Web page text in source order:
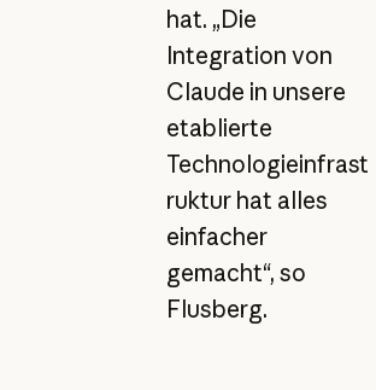
hat. „Die
Integration von
Claude in unsere
etablierte
Technologieinfrast
ruktur hat alles
einfacher
gemacht“, so
Flusberg.